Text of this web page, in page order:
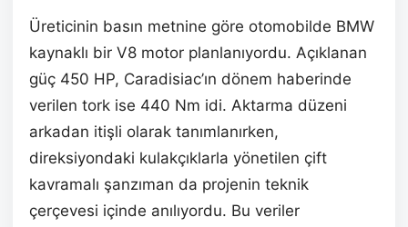
Üreticinin basın metnine göre otomobilde BMW
kaynaklı bir V8 motor planlanıyordu. Açıklanan
güç 450 HP, Caradisiac’ın dönem haberinde
verilen tork ise 440 Nm idi. Aktarma düzeni
arkadan itişli olarak tanımlanırken,
direksiyondaki kulakçıklarla yönetilen çift
kavramalı şanzıman da projenin teknik
çerçevesi içinde anılıyordu. Bu veriler